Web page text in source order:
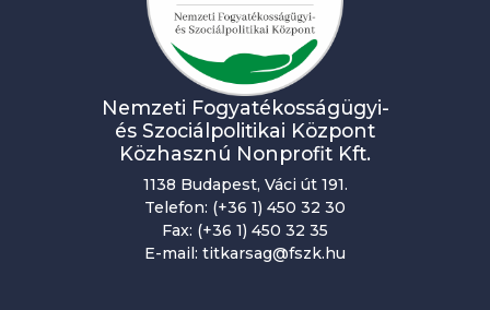
Nemzeti Fogyatékosságügyi-
és Szociálpolitikai Központ
Közhasznú Nonprofit Kft.
1138 Budapest, Váci út 191.
Telefon: (+36 1) 450 32 30
Fax: (+36 1) 450 32 35
E-mail: titkarsag@fszk.hu